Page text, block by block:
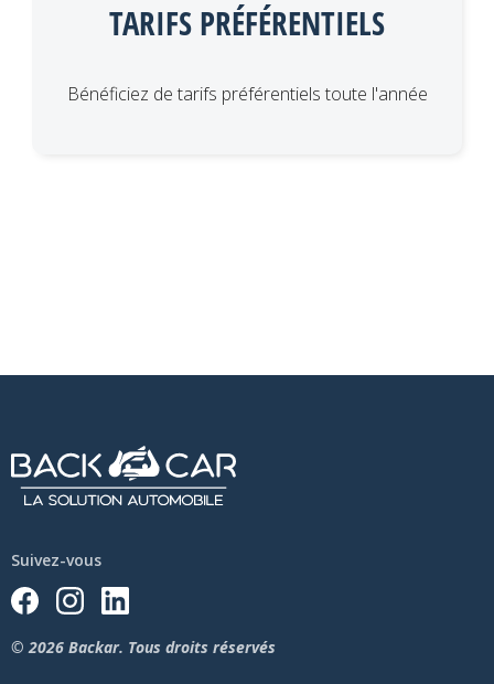
TARIFS PRÉFÉRENTIELS
Bénéficiez de tarifs préférentiels toute l'année
Suivez-vous
© 2026 Backar. Tous droits réservés